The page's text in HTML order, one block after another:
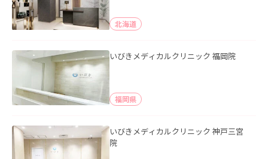
北海道
いびきメディカルクリニック 福岡院
福岡県
いびきメディカルクリニック 神戸三宮
院